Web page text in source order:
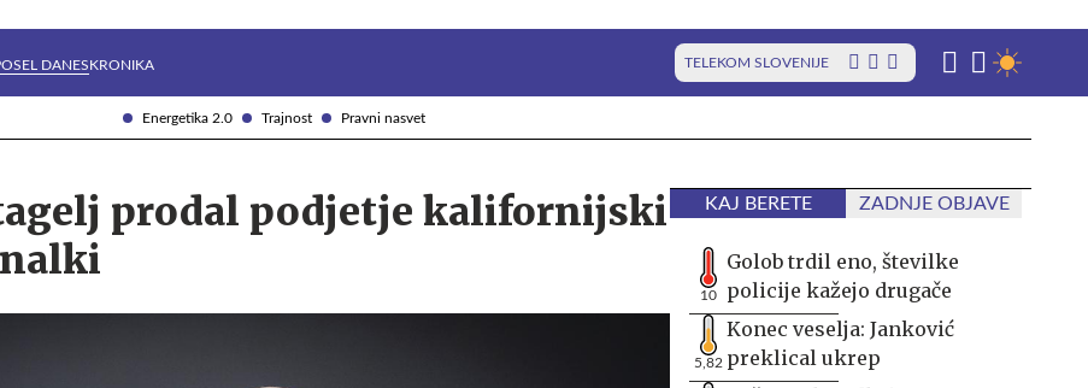
Energetika 2.0 Trajnost Pravni nasvet
DANESKRONIKA TELEKOM SLOVENIJE
prodal podjetje kalifornijski
KAJ BERETE ZADNJE OBJAVE
10
Golob trdil eno, številke
policije kažejo drugače
5,82
Konec veselja: Janković
preklical ukrep